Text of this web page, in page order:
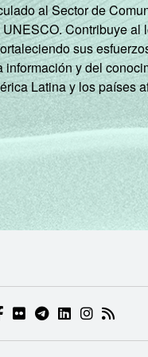
al Sector de
Contribuye al
sus
y del
Latina y los países
DO NIC.BR (ABRE EM
DO NIC.BR (ABRE
DO NIC.BR
FLICKR DO NIC.BR
TELEGRAM DO
LINKEDIN DO
RSS